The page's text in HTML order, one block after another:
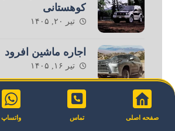
کوهستانی
تیر ۲۰, ۱۴۰۵
اجاره ماشین افرود
تیر ۱۶, ۱۴۰۵
مالیات اجاره خودرو
صفحه اصلی تماس واتساپ